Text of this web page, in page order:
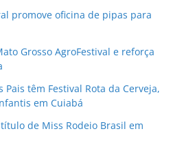
promove oficina de pipas para
Grosso AgroFestival e reforça
têm Festival Rota da Cerveja,
em Cuiabá
de Miss Rodeio Brasil em